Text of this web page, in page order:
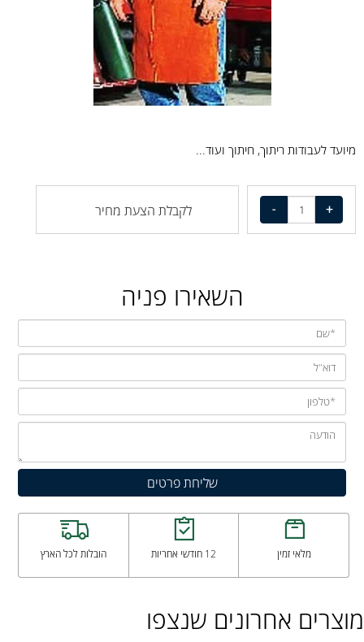
מיועד לעבודות ריתוך, חיתוך ועוד...
לקבלת הצעת מחיר
השאירו פניה
מלאי זמין 12 חודשי אחריות הובלות לכל הארץ
מוצרים אחרונים שנצפו